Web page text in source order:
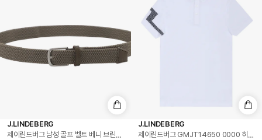
J.LINDEBERG
제이린드버그 남성 골프 벨트 베니 브린들 (BUAC16027-U144)
J.LINDEBERG
제이린드버그 GMJT14650 0000 히스 폴